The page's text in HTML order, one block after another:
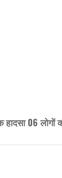
हादसा 06 लोगों